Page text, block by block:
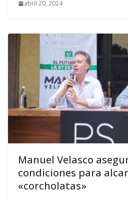
abril 20, 2024
Manuel Velasco
condiciones para
«corcholatas»